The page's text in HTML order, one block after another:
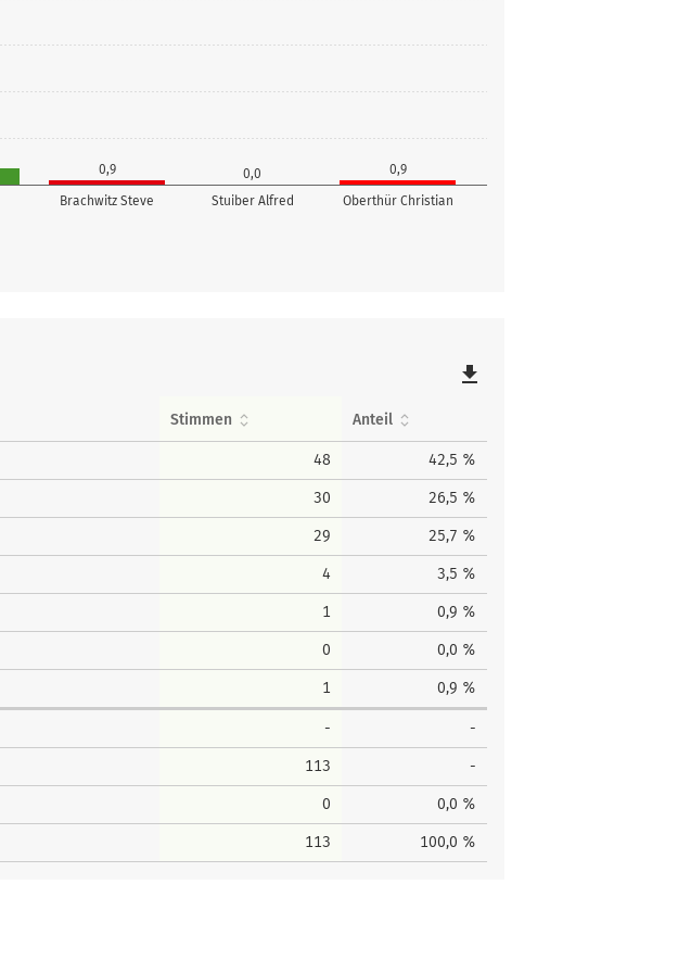
Brachwitz Steve Stuiber Alfred Oberthür Christian
0,9 0,0 0,9
file_download
Stimmen Anteil
48 42,5 %
30 26,5 %
29 25,7 %
4 3,5 %
1 0,9 %
0 0,0 %
1 0,9 %
- -
113 -
0 0,0 %
113 100,0 %